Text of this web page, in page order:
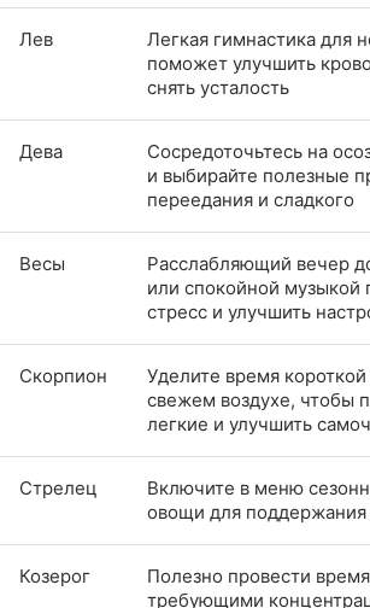
Лев
Легкая гимнастика для
поможет улучшить
снять усталость
Дева
Сосредоточьтесь на
и выбирайте полезные
переедания и сладкого
Весы
Расслабляющий вечер
или спокойной музыкой
стресс и улучшить
Скорпион
Уделите время короткой
свежем воздухе, чтобы
легкие и улучшить
Стрелец
Включите в меню
овощи для
Козерог
Полезно провести
требующими